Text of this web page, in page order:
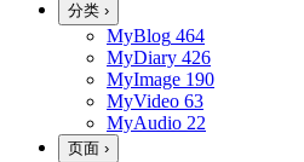
分类 ›
MyBlog 464
MyDiary 426
MyImage 190
MyVideo 63
MyAudio 22
页面 ›